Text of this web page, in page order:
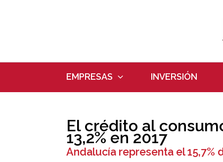
EMPRESAS INVERSIÓN
El crédito al
13,2% en 2017
Andalucía representa el 15,7%